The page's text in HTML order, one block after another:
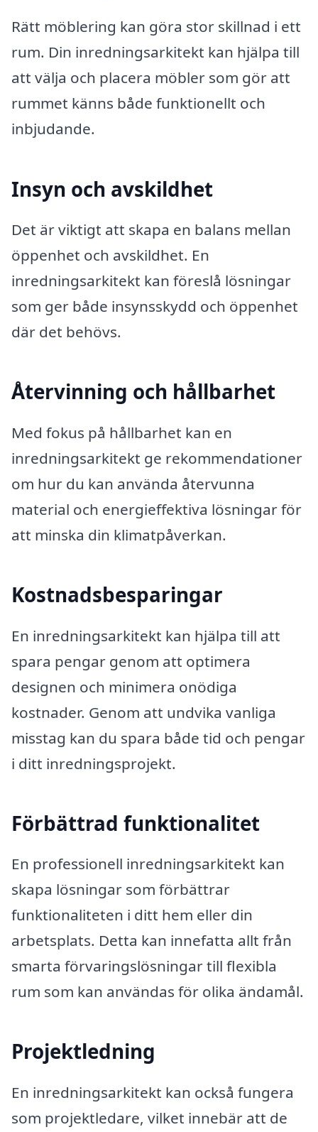
Rätt möblering kan göra stor skillnad i ett
rum. Din inredningsarkitekt kan hjälpa till
att välja och placera möbler som gör att
rummet känns både funktionellt och
inbjudande.
Insyn och avskildhet
Det är viktigt att skapa en balans mellan
öppenhet och avskildhet. En
inredningsarkitekt kan föreslå lösningar
som ger både insynsskydd och öppenhet
där det behövs.
Återvinning och hållbarhet
Med fokus på hållbarhet kan en
inredningsarkitekt ge rekommendationer
om hur du kan använda återvunna
material och energieffektiva lösningar för
att minska din klimatpåverkan.
Kostnadsbesparingar
En inredningsarkitekt kan hjälpa till att
spara pengar genom att optimera
designen och minimera onödiga
kostnader. Genom att undvika vanliga
misstag kan du spara både tid och pengar
i ditt inredningsprojekt.
Förbättrad funktionalitet
En professionell inredningsarkitekt kan
skapa lösningar som förbättrar
funktionaliteten i ditt hem eller din
arbetsplats. Detta kan innefatta allt från
smarta förvaringslösningar till flexibla
rum som kan användas för olika ändamål.
Projektledning
En inredningsarkitekt kan också fungera
som projektledare, vilket innebär att de